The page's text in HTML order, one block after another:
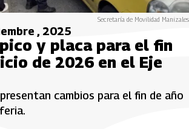
Secretaría de Movilidad Manizales
, 2025
y placa para el fin
de 2026 en el Eje
cambios para el fin de año